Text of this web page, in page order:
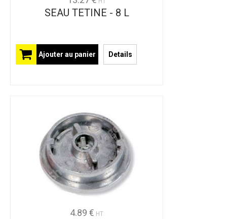
SEAU TETINE - 8 L
Ajouter au panier Details
4.89 € HT